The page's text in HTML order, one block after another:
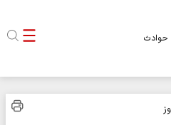
حوادث